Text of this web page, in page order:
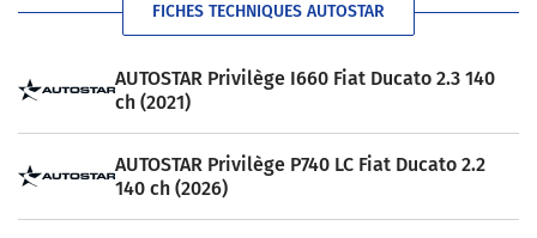
FICHES TECHNIQUES AUTOSTAR
AUTOSTAR Privilège I660 Fiat Ducato 2.3 140
ch (2021)
AUTOSTAR Privilège P740 LC Fiat Ducato 2.2
140 ch (2026)